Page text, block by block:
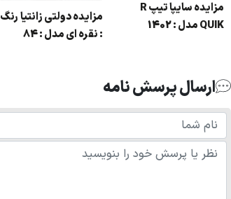
مزایده دولتی زانتیا رنگ
: نقره ای مدل : 84
مزایده سايپا تيپ R
QUIK مدل : 1402
ارسال پرسش نامه